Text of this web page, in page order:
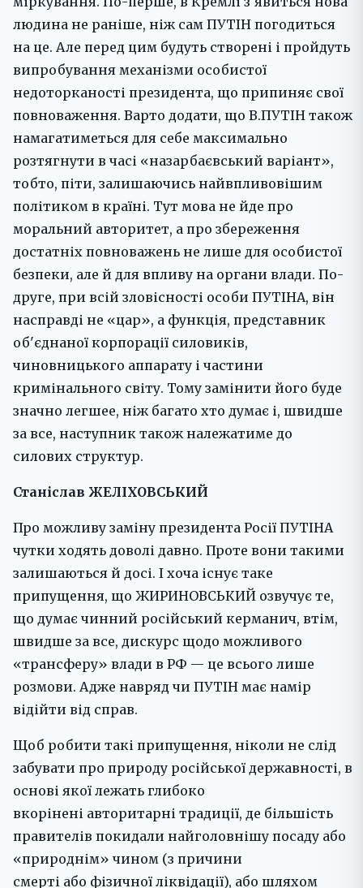
людина не раніше, ніж сам ПУТІН погодиться
на це. Але перед цим будуть створені і пройдуть
випробування механізми особистої
недоторканості президента, що припиняє свої
повноваження. Варто додати, що В.ПУТІН також
намагатиметься для себе максимально
розтягнути в часі «назарбаєвський варіант»,
тобто, піти, залишаючись найвпливовішим
політиком в країні. Тут мова не йде про
моральний авторитет, а про збереження
достатніх повноважень не лише для особистої
безпеки, але й для впливу на органи влади. По-
друге, при всій зловісності особи ПУТІНА, він
насправді не «цар», а функція, представник
об'єднаної корпорації силовиків,
чиновницького аппарату і частини
кримінального світу. Тому замінити його буде
значно легшее, ніж багато хто думає і, швидше
за все, наступник також належатиме до
силових структур.
Станіслав ЖЕЛІХОВСЬКИЙ
Про можливу заміну президента Росії ПУТІНА
чутки ходять доволі давно. Проте вони такими
залишаються й досі. І хоча існує таке
припущення, що ЖИРИНОВСЬКИЙ озвучує те,
що думає чинний російський керманич, втім,
швидше за все, дискурс щодо можливого
«трансферу» влади в РФ — це всього лише
розмови. Адже навряд чи ПУТІН має намір
відійти від справ.
Щоб робити такі припущення, ніколи не слід
забувати про природу російської державності, в
основі якої лежать глибоко
вкорінені авторитарні традиції, де більшість
правителів покидали найголовнішу посаду або
«природнім» чином (з причини
смерті або фізичної ліквідації), або шляхом